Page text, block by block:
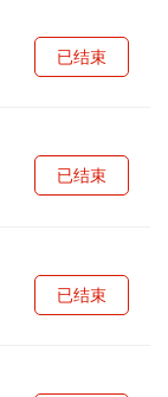
已结束
已结束
已结束